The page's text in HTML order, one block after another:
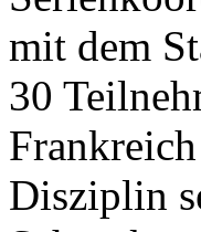
mit dem
30
Disziplin